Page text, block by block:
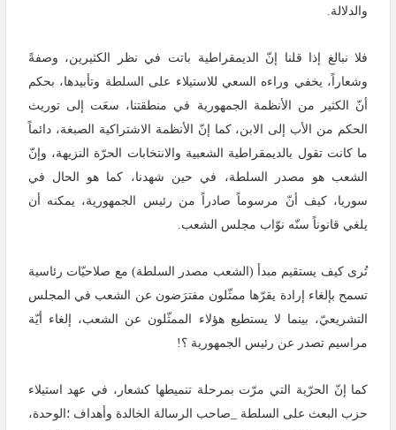
والدلالة.
فلا نبالغ إذا قلنا إنّ الديمقراطية باتت في نظر الكثيرين، وصفةً
وشعاراً، يخفي وراءه السعي للاستيلاء على السلطة وتأبيدها، بحكم
أنّ الكثير من الأنظمة الجمهورية في منطقتنا، سعَت إلى توريث
الحكم من الأب إلى الابن، كما إنّ الأنظمة الاشتراكية الصبغة، دائماً
ما كانت تقول بالديمقراطية الشعبية والانتخابات الحرّة النزيهة، وإنّ
الشعب هو مصدر السلطة، في حين شهدنا، كما هو الحال في
سوريا، كيف أنّ مرسوماً صادراً من رئيس الجمهورية، يمكنه أن
يلغي قانوناً سنّه نوّاب مجلس الشعب.
تُرى كيف يستقيم مبدأ (الشعب مصدر السلطة) مع صلاحيّات رئاسية
تسمح بإلغاء إرادة يقرّها ممثّلون مفترَضون عن الشعب في المجلس
التشريعيّ، بينما لا يستطيع هؤلاء الممثّلون عن الشعب، إلغاء أيّة
مراسيم تصدر عن رئيس الجمهورية ؟!
كما إنّ الحرّية التي مرّت بمرحلة تنميطها كشعار، في عهد استيلاء
حزب البعث على السلطة _صاحب الرسالة الخالدة وأهداف ؛الوحدة،